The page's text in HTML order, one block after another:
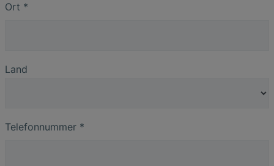
Ort *
Land
Telefonnummer *